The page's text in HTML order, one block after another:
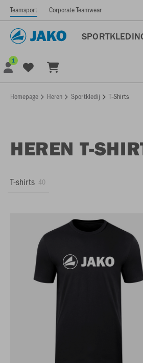
Teamsport Corporate Teamwear
1
Homepage Heren Sportkledij T-Shirts
HEREN T-
T-shirts 40